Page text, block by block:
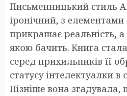
Письменницький стиль
іронічний, з
прикрашає реальність, а
якою бачить. Книга
серед прихильників її
статусу інтелектуалки в
Пізніше вона згадувала,